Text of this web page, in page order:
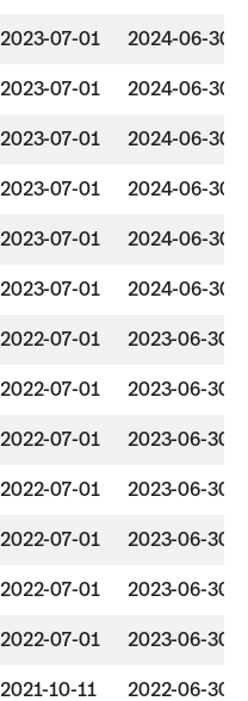
2023-07-01 2024-06-30
2023-07-01 2024-06-30
2023-07-01 2024-06-30
2023-07-01 2024-06-30
2023-07-01 2024-06-30
2023-07-01 2024-06-30
2022-07-01 2023-06-30
2022-07-01 2023-06-30
2022-07-01 2023-06-30
2022-07-01 2023-06-30
2022-07-01 2023-06-30
2022-07-01 2023-06-30
2022-07-01 2023-06-30
2021-10-11 2022-06-30